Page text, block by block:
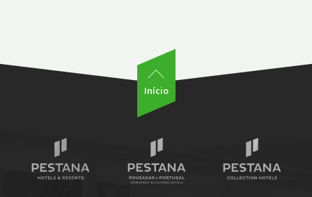
Início